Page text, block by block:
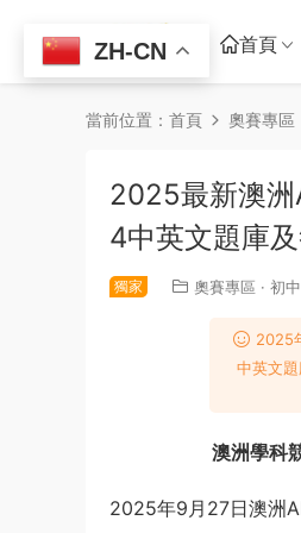
首頁
當前位置： 首頁 奧賽專區
2025最新澳
4中英文題庫
獨家 奧賽專區 · 初中
2025
中英文
澳洲學科
2025年9月27日澳洲
ZH-CN